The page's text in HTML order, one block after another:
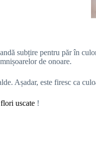
subțire pentru păr în
de onoare.
Așadar, este firesc ca
uscate !